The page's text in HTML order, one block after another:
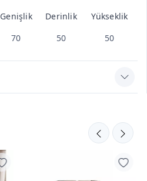
Genişlik Derinlik
Yükseklik
70 50 50